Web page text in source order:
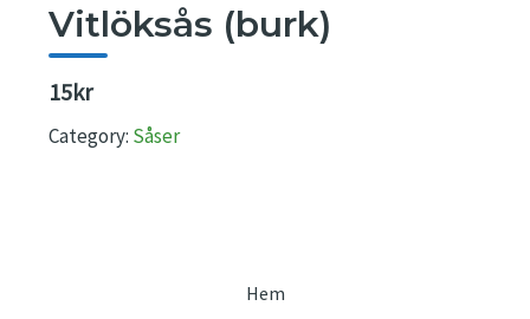
Vitlöksås (burk)
15kr
Category: Såser
Hem